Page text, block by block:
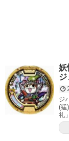
ジ
(猛
礼